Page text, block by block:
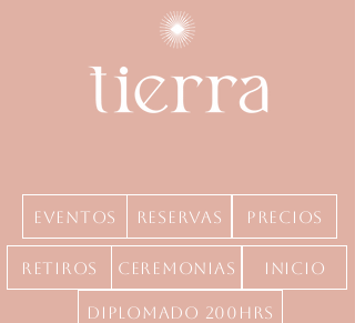
Reservas
Eventos precios
Ceremonias
Retiros inicio
Diplomado 200hrs